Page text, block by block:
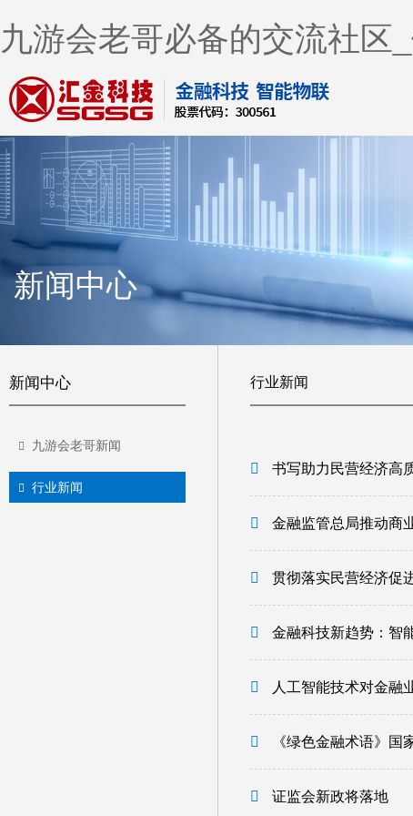
九游会老哥必备的交流社区
新闻中心
新闻中心
九游会老哥新闻
行业新闻
行业新闻
书写助力民营经济高
金融监管总局推动商
贯彻落实民营经济促
金融科技新趋势：智
人工智能技术对金融
《绿色金融术语》国
证监会新政将落地